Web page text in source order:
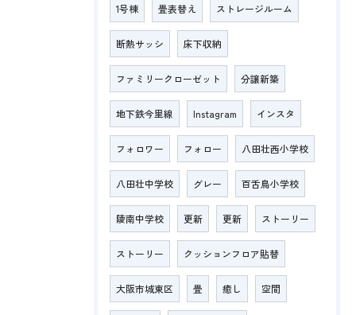
1号棟 畳表替え ストレージルーム
断熱サッシ 床下収納
ファミリークローゼット 分譲新築
地下鉄今里線 Instagram インスタ
フォロワー フォロー 八田壮西小学校
八田壮中学校 グレー 百舌鳥小学校
陵南中学校 更新 更新 ストーリー
ストーリー クッションフロア貼替
大阪市城東区 畳 癒し 空間